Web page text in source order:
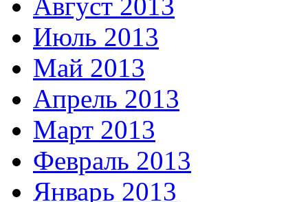
Август 2013
Июль 2013
Май 2013
Апрель 2013
Март 2013
Февраль 2013
Январь 2013